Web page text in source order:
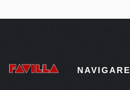
NAVIGARE